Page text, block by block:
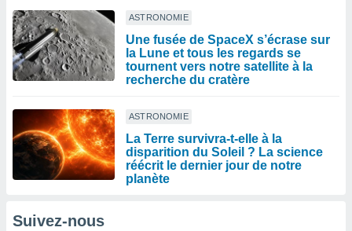
ASTRONOMIE
Une fusée de SpaceX s’écrase sur
la Lune et tous les regards se
tournent vers notre satellite à la
recherche du cratère
ASTRONOMIE
La Terre survivra-t-elle à la
disparition du Soleil ? La science
réécrit le dernier jour de notre
planète
Suivez-nous